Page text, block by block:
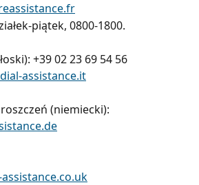
piątek, 0800-1800.
+39 02 23 69 54 56
assistance.it
(niemiecki):